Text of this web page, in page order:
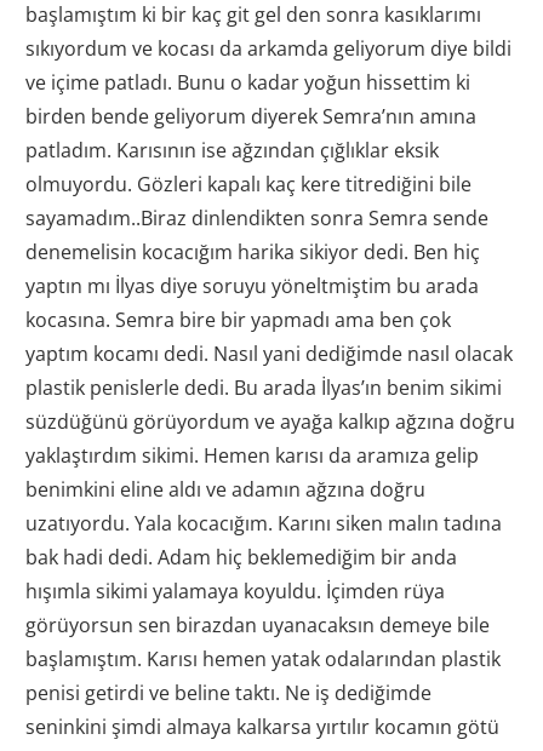
başlamıştım ki bir kaç git gel den sonra kasıklarımı
sıkıyordum ve kocası da arkamda geliyorum diye bildi
ve içime patladı. Bunu o kadar yoğun hissettim ki
birden bende geliyorum diyerek Semra’nın amına
patladım. Karısının ise ağzından çığlıklar eksik
olmuyordu. Gözleri kapalı kaç kere titrediğini bile
sayamadım..Biraz dinlendikten sonra Semra sende
denemelisin kocacığım harika sikiyor dedi. Ben hiç
yaptın mı İlyas diye soruyu yöneltmiştim bu arada
kocasına. Semra bire bir yapmadı ama ben çok
yaptım kocamı dedi. Nasıl yani dediğimde nasıl olacak
plastik penislerle dedi. Bu arada İlyas’ın benim sikimi
süzdüğünü görüyordum ve ayağa kalkıp ağzına doğru
yaklaştırdım sikimi. Hemen karısı da aramıza gelip
benimkini eline aldı ve adamın ağzına doğru
uzatıyordu. Yala kocacığım. Karını siken malın tadına
bak hadi dedi. Adam hiç beklemediğim bir anda
hışımla sikimi yalamaya koyuldu. İçimden rüya
görüyorsun sen birazdan uyanacaksın demeye bile
başlamıştım. Karısı hemen yatak odalarından plastik
penisi getirdi ve beline taktı. Ne iş dediğimde
seninkini şimdi almaya kalkarsa yırtılır kocamın götü